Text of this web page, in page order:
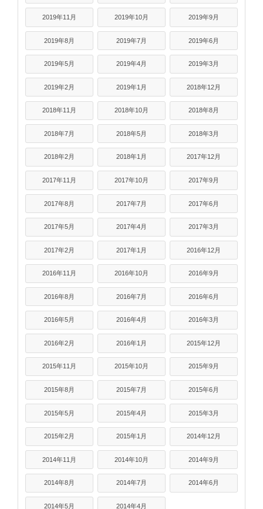
2019年11月 2019年10月 2019年9月
2019年8月 2019年7月 2019年6月
2019年5月 2019年4月 2019年3月
2019年2月 2019年1月 2018年12月
2018年11月 2018年10月 2018年8月
2018年7月 2018年5月 2018年3月
2018年2月 2018年1月 2017年12月
2017年11月 2017年10月 2017年9月
2017年8月 2017年7月 2017年6月
2017年5月 2017年4月 2017年3月
2017年2月 2017年1月 2016年12月
2016年11月 2016年10月 2016年9月
2016年8月 2016年7月 2016年6月
2016年5月 2016年4月 2016年3月
2016年2月 2016年1月 2015年12月
2015年11月 2015年10月 2015年9月
2015年8月 2015年7月 2015年6月
2015年5月 2015年4月 2015年3月
2015年2月 2015年1月 2014年12月
2014年11月 2014年10月 2014年9月
2014年8月 2014年7月 2014年6月
2014年5月 2014年4月